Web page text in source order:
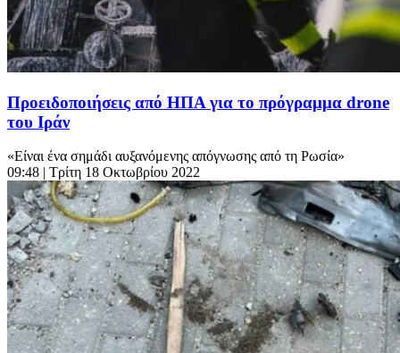
Προειδοποιήσεις από ΗΠΑ για το πρόγραμμα drone
του Ιράν
«Είναι ένα σημάδι αυξανόμενης απόγνωσης από τη Ρωσία»
09:48 | Τρίτη 18 Οκτωβρίου 2022